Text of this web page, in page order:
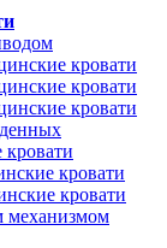
кровати
кровати
кровати
кровати
кровати
механизмом